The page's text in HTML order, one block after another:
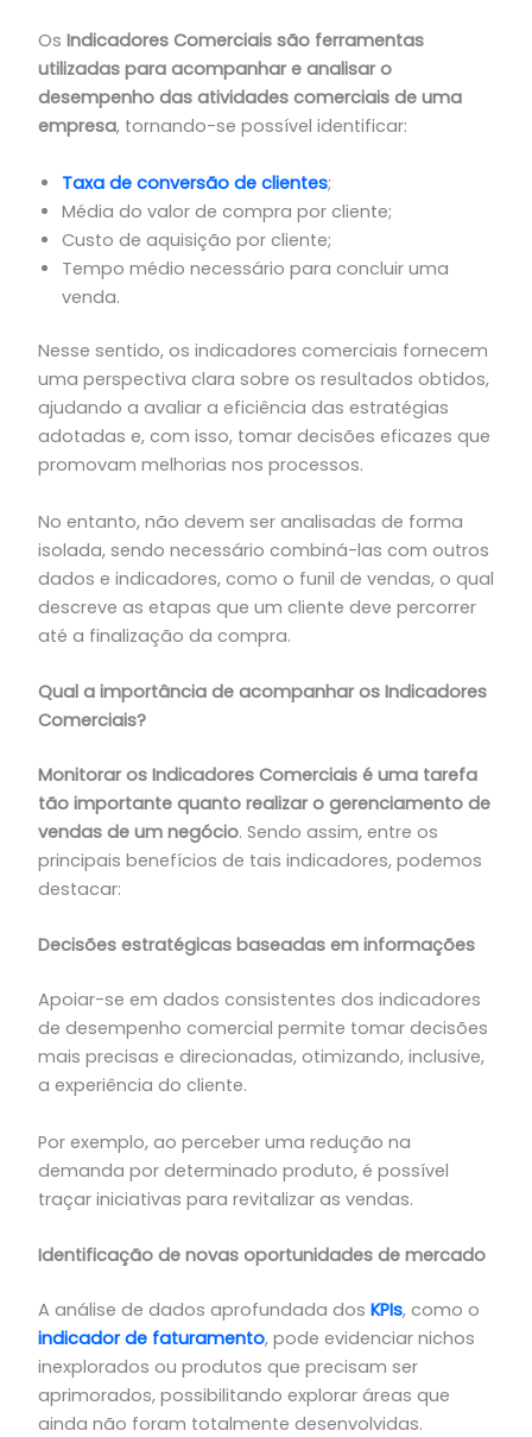
Os Indicadores Comerciais são ferramentas
utilizadas para acompanhar e analisar o
desempenho das atividades comerciais de uma
empresa, tornando-se possível identificar:
Taxa de conversão de clientes;
Média do valor de compra por cliente;
Custo de aquisição por cliente;
Tempo médio necessário para concluir uma
venda.
Nesse sentido, os indicadores comerciais fornecem
uma perspectiva clara sobre os resultados obtidos,
ajudando a avaliar a eficiência das estratégias
adotadas e, com isso, tomar decisões eficazes que
promovam melhorias nos processos.
No entanto, não devem ser analisadas de forma
isolada, sendo necessário combiná-las com outros
dados e indicadores, como o funil de vendas, o qual
descreve as etapas que um cliente deve percorrer
até a finalização da compra.
Qual a importância de acompanhar os Indicadores
Comerciais?
Monitorar os Indicadores Comerciais é uma tarefa
tão importante quanto realizar o gerenciamento de
vendas de um negócio. Sendo assim, entre os
principais benefícios de tais indicadores, podemos
destacar:
Decisões estratégicas baseadas em informações
Apoiar-se em dados consistentes dos indicadores
de desempenho comercial permite tomar decisões
mais precisas e direcionadas, otimizando, inclusive,
a experiência do cliente.
Por exemplo, ao perceber uma redução na
demanda por determinado produto, é possível
traçar iniciativas para revitalizar as vendas.
Identificação de novas oportunidades de mercado
A análise de dados aprofundada dos KPIs, como o
indicador de faturamento, pode evidenciar nichos
inexplorados ou produtos que precisam ser
aprimorados, possibilitando explorar áreas que
ainda não foram totalmente desenvolvidas.